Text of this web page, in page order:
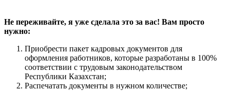
Не переживайте, я уже сделала это за вас! Вам просто
нужно:
Приобрести пакет кадровых документов для
оформления работников, которые разработаны в 100%
соответствии с трудовым законодательством
Республики Казахстан;
Распечатать документы в нужном количестве;